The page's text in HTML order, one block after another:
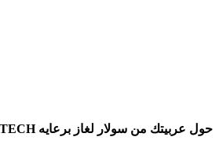
حول عربيتك من سولار لغاز برعايه GASTECH